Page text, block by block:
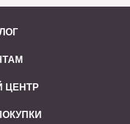
ЦЕНТР